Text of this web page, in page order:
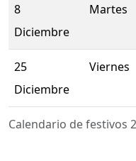
Calendario de festivos
8
Diciembre
Martes
25
Diciembre
Viernes